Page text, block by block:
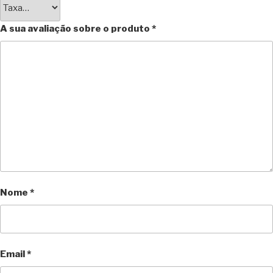
A sua avaliação sobre o produto *
Nome *
Email*